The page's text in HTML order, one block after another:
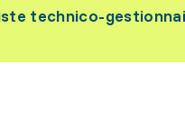
technico-